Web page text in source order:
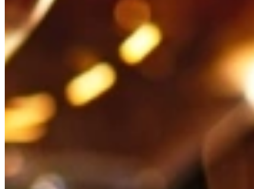
Watermeloen-feta salade met munt en komkommer
Ingrediënten
1/2 watermeloen, in blokjes
1 komkommer, in halve plakjes
150 gram feta
1 handje verse munt
Sap van 1 limoen
Versgemalen zwarte peper
Bereiding
Doe de watermeloen en komkommer in een grote schaal.
Verkruimel de feta erover.
Hak de munt grof en voeg toe.